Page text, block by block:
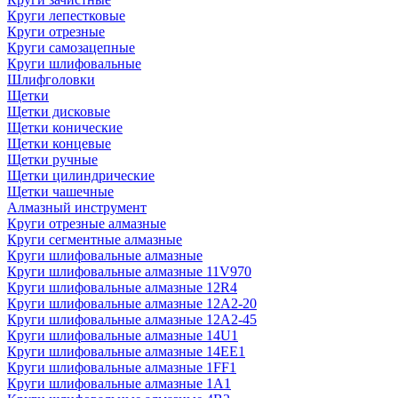
Круги лепестковые
Круги отрезные
Круги самозацепные
Круги шлифовальные
Шлифголовки
Щетки
Щетки дисковые
Щетки конические
Щетки концевые
Щетки ручные
Щетки цилиндрические
Щетки чашечные
Алмазный инструмент
Круги отрезные алмазные
Круги сегментные алмазные
Круги шлифовальные алмазные
Круги шлифовальные алмазные 11V970
Круги шлифовальные алмазные 12R4
Круги шлифовальные алмазные 12А2-20
Круги шлифовальные алмазные 12А2-45
Круги шлифовальные алмазные 14U1
Круги шлифовальные алмазные 14ЕЕ1
Круги шлифовальные алмазные 1FF1
Круги шлифовальные алмазные 1А1